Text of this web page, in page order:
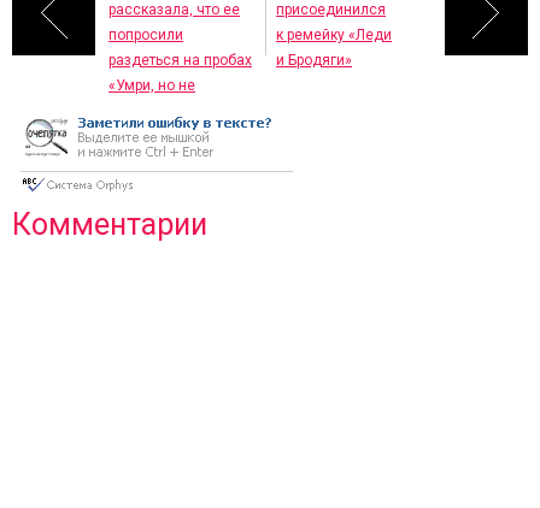
рассказала, что ее
попросили
раздеться на пробах
«Умри, но не
присоединился
к ремейку «Леди
и Бродяги»
Комментарии